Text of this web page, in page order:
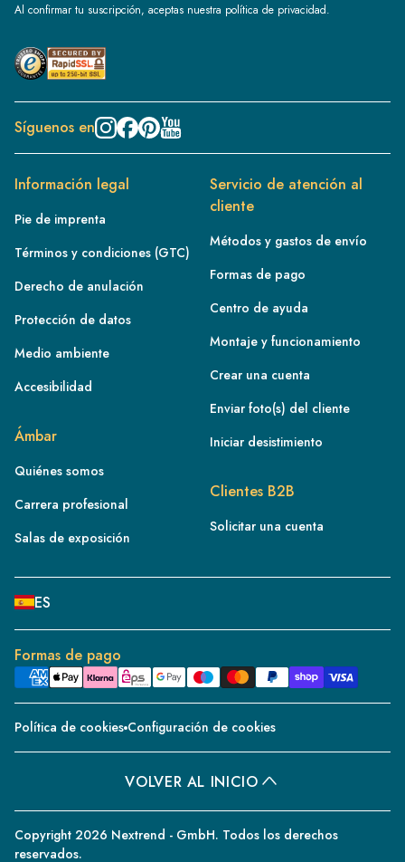
Al confirmar tu suscripción, aceptas nuestra política de privacidad.
Síguenos en
Información legal
Pie de imprenta
Términos y condiciones (GTC)
Derecho de anulación
Protección de datos
Medio ambiente
Accesibilidad
Ámbar
Quiénes somos
Carrera profesional
Salas de exposición
Servicio de atención al
cliente
Métodos y gastos de envío
Formas de pago
Centro de ayuda
Montaje y funcionamiento
Crear una cuenta
Enviar foto(s) del cliente
Iniciar desistimiento
Clientes B2B
Solicitar una cuenta
ES
IE
IT
NL
ES
DE
CH
DK
CZ
Formas de pago
Política de cookies Configuración de cookies
VOLVER AL INICIO
Copyright 2026 Nextrend - GmbH. Todos los derechos
reservados.